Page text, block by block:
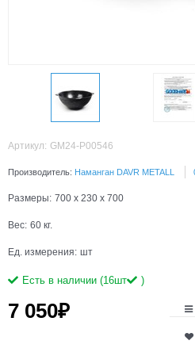
Артикул: GM24-P00546
Производитель: Наманган DAVR METALL
Размеры: 700 x 230 x 700
Вес: 60 кг.
Ед. измерения: шт
Есть в наличии (16шт )
7 050₽